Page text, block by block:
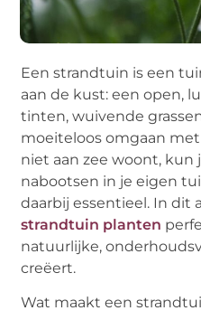
Een strandtuin is een
aan de kust: een open,
tinten, wuivende
moeiteloos omgaan
niet aan zee woont, kun
nabootsen in je eigen
daarbij essentieel. In dit
strandtuin planten
natuurlijke,
creëert.
Wat maakt een